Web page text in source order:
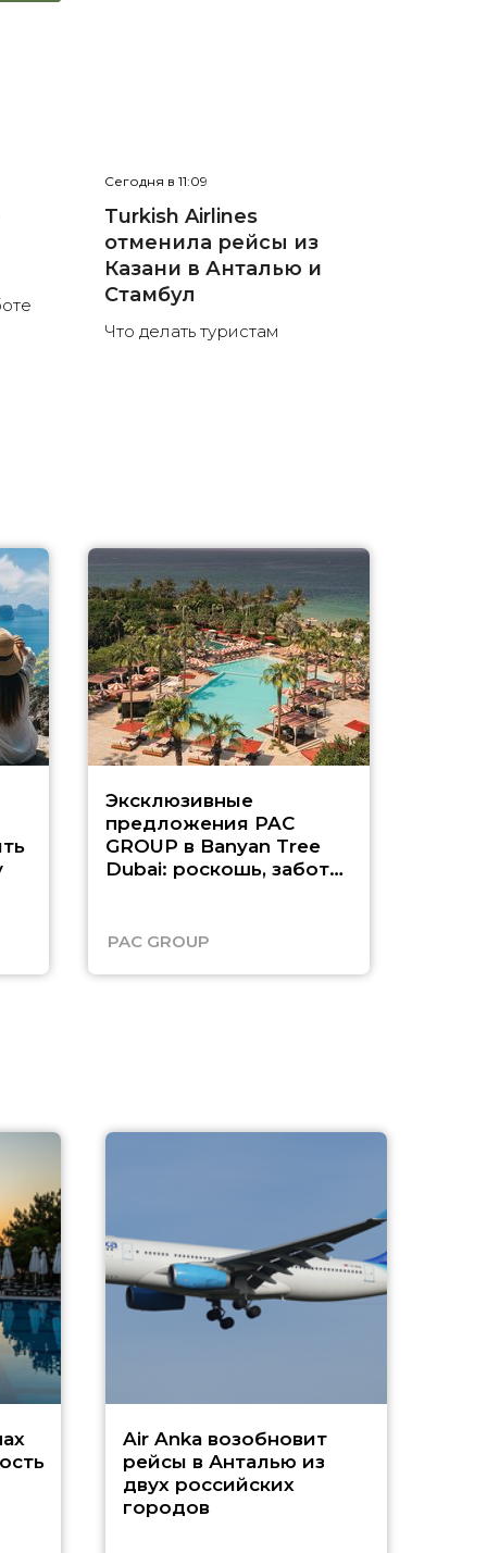
Сегодня в 11:09
Turkish Airlines
отменила рейсы из
Казани в Анталью и
Стамбул
Что делать туристам
Эксклюзивные
предложения PAC
GROUP в Banyan Tree
Dubai: роскошь, забота
PAC GROUP
Air Anka возобновит
рейсы в Анталью из
двух российских
городов